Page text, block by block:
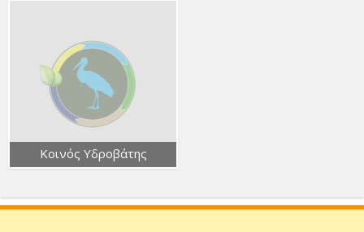
Κοινός Υδροβάτης